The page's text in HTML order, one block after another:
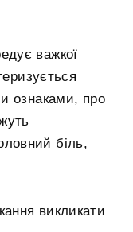
важкої
ознаками, про
біль,
викликати